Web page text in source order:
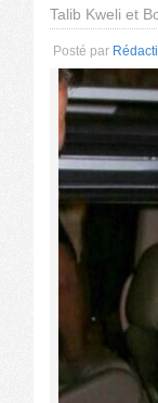
Talib Kweli et
Posté par